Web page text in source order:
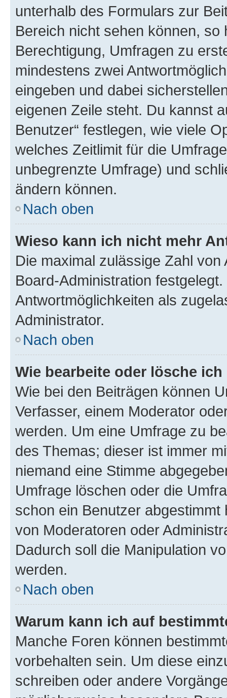
unterhalb des Formulars zur
Bereich nicht sehen können,
Berechtigung, Umfragen zu
mindestens zwei
eingeben und dabei
eigenen Zeile steht. Du kannst
Benutzer“ festlegen, wie viele
welches Zeitlimit für die
unbegrenzte Umfrage) und
ändern können.
Nach oben
Wieso kann ich nicht mehr
Die maximal zulässige Zahl
Board-Administration
Antwortmöglichkeiten als
Administrator.
Nach oben
Wie bearbeite oder lösche
Wie bei den Beiträgen können
Verfasser, einem Moderator
werden. Um eine Umfrage zu
des Themas; dieser ist immer
niemand eine Stimme
Umfrage löschen oder die
schon ein Benutzer
von Moderatoren oder
Dadurch soll die Manipulation
werden.
Nach oben
Warum kann ich auf
Manche Foren können
vorbehalten sein. Um diese
schreiben oder andere